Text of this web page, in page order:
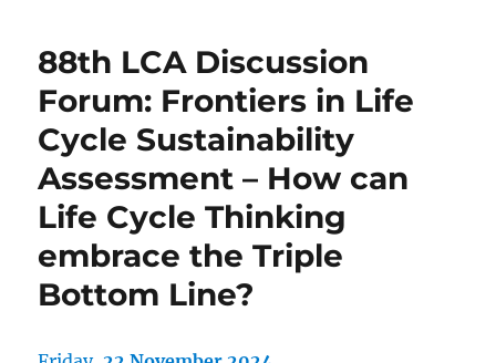
88th LCA Discussion
Forum: Frontiers in Life
Cycle Sustainability
Assessment – How can
Life Cycle Thinking
embrace the Triple
Bottom Line?